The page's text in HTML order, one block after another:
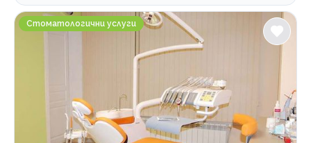
Стоматологична клиника Dental Design София
Стоматологични услуги